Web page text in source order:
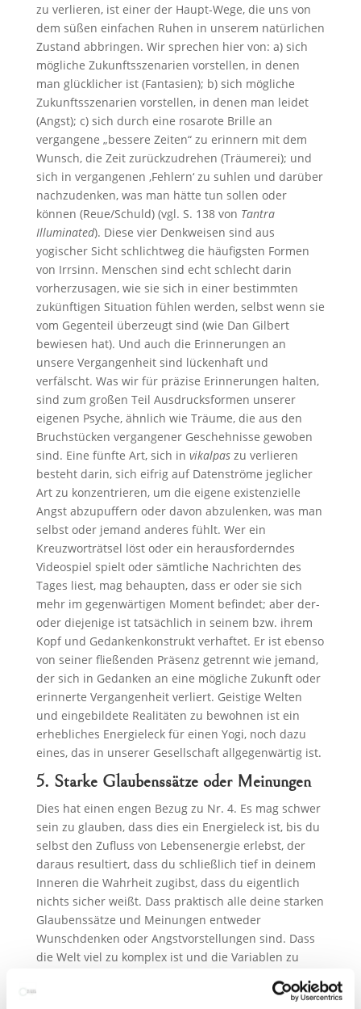
zu verlieren, ist einer der Haupt-Wege, die uns von
dem süßen einfachen Ruhen in unserem natürlichen
Zustand abbringen. Wir sprechen hier von: a) sich
mögliche Zukunftsszenarien vorstellen, in denen
man glücklicher ist (Fantasien); b) sich mögliche
Zukunftsszenarien vorstellen, in denen man leidet
(Angst); c) sich durch eine rosarote Brille an
vergangene „bessere Zeiten“ zu erinnern mit dem
Wunsch, die Zeit zurückzudrehen (Träumerei); und
sich in vergangenen ,Fehlern‘ zu suhlen und darüber
nachzudenken, was man hätte tun sollen oder
können (Reue/Schuld) (vgl. S. 138 von Tantra
Illuminated). Diese vier Denkweisen sind aus
yogischer Sicht schlichtweg die häufigsten Formen
von Irrsinn. Menschen sind echt schlecht darin
vorherzusagen, wie sie sich in einer bestimmten
zukünftigen Situation fühlen werden, selbst wenn sie
vom Gegenteil überzeugt sind (wie Dan Gilbert
bewiesen hat). Und auch die Erinnerungen an
unsere Vergangenheit sind lückenhaft und
verfälscht. Was wir für präzise Erinnerungen halten,
sind zum großen Teil Ausdrucksformen unserer
eigenen Psyche, ähnlich wie Träume, die aus den
Bruchstücken vergangener Geschehnisse gewoben
sind. Eine fünfte Art, sich in vikalpaszu verlieren
besteht darin, sich eifrig auf Datenströme jeglicher
Art zu konzentrieren, um die eigene existenzielle
Angst abzupuffern oder davon abzulenken, was man
selbst oder jemand anderes fühlt. Wer ein
Kreuzworträtsel löst oder ein herausforderndes
Videospiel spielt oder sämtliche Nachrichten des
Tages liest, mag behaupten, dass er oder sie sich
mehr im gegenwärtigen Moment befindet; aber der-
oder diejenige ist tatsächlich in seinem bzw. ihrem
Kopf und Gedankenkonstrukt verhaftet. Er ist ebenso
von seiner fließenden Präsenz getrennt wie jemand,
der sich in Gedanken an eine mögliche Zukunft oder
erinnerte Vergangenheit verliert. Geistige Welten
und eingebildete Realitäten zu bewohnen ist ein
erhebliches Energieleck für einen Yogi, noch dazu
eines, das in unserer Gesellschaft allgegenwärtig ist.
5. Starke Glaubenssätze oder Meinungen
Dies hat einen engen Bezug zu Nr. 4. Es mag schwer
sein zu glauben, dass dies ein Energieleck ist, bis du
selbst den Zufluss von Lebensenergie erlebst, der
daraus resultiert, dass du schließlich tief in deinem
Inneren die Wahrheit zugibst, dass du eigentlich
nichts sicher weißt. Dass praktisch alle deine starken
Glaubenssätze und Meinungen entweder
Wunschdenken oder Angstvorstellungen sind. Dass
die Welt viel zu komplex ist und die Variablen zu
berechtigterweise eine feste Meinung über